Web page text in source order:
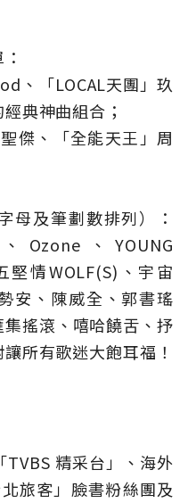
、「LOCAL天團」玖
典神曲組合；
傑、「全能天王」周
母及筆劃數排列）：
Ozone、YOUNG
堅情WOLF(S)、宇宙
安、陳威全、郭書瑤
搖滾、嘻哈饒舌、抒
所有歌迷大飽耳福！
TVBS 精采台」、海外
旅客」臉書粉絲團及